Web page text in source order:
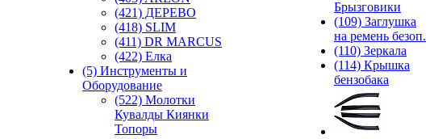
(421) ДЕРЕВО
(418) SLIM
(411) DR MARCUS
(422) Елка
(5) Инструменты и
Оборудование
(522) Молотки
Кувалды Киянки
Топоры
Брызговики
(109) Заглушка
на ремень безоп.
(110) Зеркала
(114) Крышка
бензобака